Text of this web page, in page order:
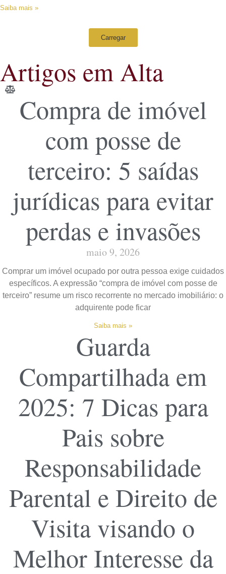
Saiba mais »
Carregar
Artigos em Alta
Compra de imóvel
com posse de
terceiro: 5 saídas
jurídicas para evitar
perdas e invasões
maio 9, 2026
Comprar um imóvel ocupado por outra pessoa exige cuidados
específicos. A expressão “compra de imóvel com posse de
terceiro” resume um risco recorrente no mercado imobiliário: o
adquirente pode ficar
Saiba mais »
Guarda
Compartilhada em
2025: 7 Dicas para
Pais sobre
Responsabilidade
Parental e Direito de
Visita visando o
Melhor Interesse da